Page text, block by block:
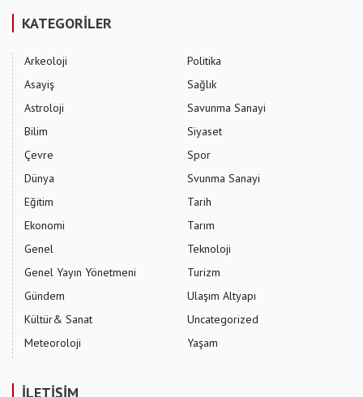
KATEGORİLER
Arkeoloji
Asayiş
Astroloji
Bilim
Çevre
Dünya
Eğitim
Ekonomi
Genel
Genel Yayın Yönetmeni
Gündem
Kültür& Sanat
Meteoroloji
Politika
Sağlık
Savunma Sanayi
Siyaset
Spor
Svunma Sanayi
Tarih
Tarım
Teknoloji
Turizm
Ulaşım Altyapı
Uncategorized
Yaşam
İLETİŞİM